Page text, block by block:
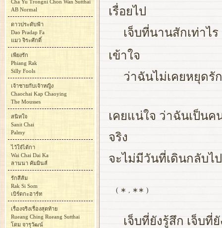
เรื่อยไป
เจ็บที่นานสักเท่าไ
เข้าใจ
ว่าฉันไม่เคยหยุดรั
เคยแน่ใจ ว่าฉันเป็น
จริง
จะไม่มีวันที่เดินกลับไ
( ∗ , ∗∗ )
เจ็บที่ยังรู้สึก เจ็บที่
Cha Yu Trongni Chon Wan Sutthai
AB Normal
ดาวประดับฟ้า
Dao Pradap Fa
แมว จิระศักดิ์
เพียงรัก
Phiang Rak
Silly Fools
เจ้าชายกับเจ้าหญิง
Chaochai Kap Chaoying
The Mousses
สนิทใจ
Sanit Chai
Palmy
ไว้ใจ๋ได้กา
Wai Chai Dai Ka
ลานนา คัมมินส์
รักสีส้ม
Rak Si Som
เบิร์ดกะฮาร์ท
เรื่องจริงเรื่องสุดท้าย
Rueang Ching Rueang Sutthai
โดม จารุวัฒน์